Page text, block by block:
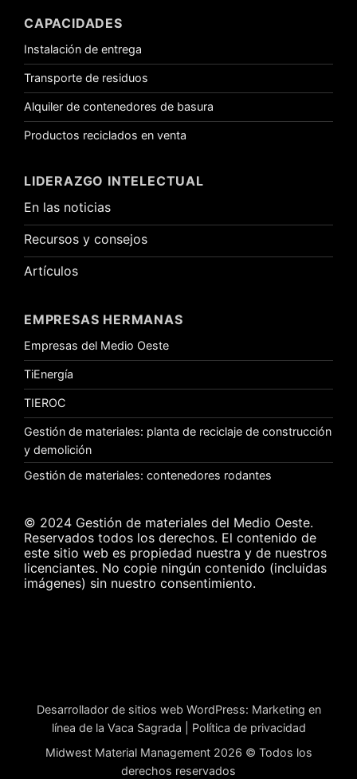
CAPACIDADES
Instalación de entrega
Transporte de residuos
Alquiler de contenedores de basura
Productos reciclados en venta
LIDERAZGO INTELECTUAL
En las noticias
Recursos y consejos
Artículos
EMPRESAS HERMANAS
Empresas del Medio Oeste
TiEnergía
TIEROC
Gestión de materiales: planta de reciclaje de construcción
y demolición
Gestión de materiales: contenedores rodantes
© 2024 Gestión de materiales del Medio Oeste.
Reservados todos los derechos. El contenido de
este sitio web es propiedad nuestra y de nuestros
licenciantes. No copie ningún contenido (incluidas
imágenes) sin nuestro consentimiento.
Desarrollador de sitios web WordPress: Marketing en
línea de la Vaca Sagrada
Política de privacidad
Midwest Material Management 2026 © Todos los
derechos reservados